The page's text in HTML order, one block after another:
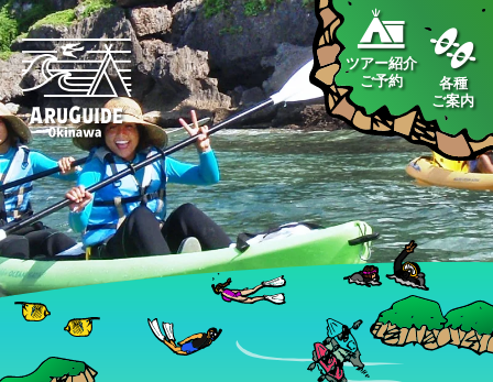
ツアー紹介
ご予約
各種
ご案内